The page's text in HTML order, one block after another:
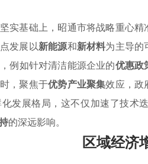
实基础上，昭通市将战略重心
发展以新能源和新材料为主导的
例如针对清洁能源企业的优惠政
，聚焦于优势产业聚集效应，政
发展格局，这不仅加速了技术
的深远影响。
区域经济